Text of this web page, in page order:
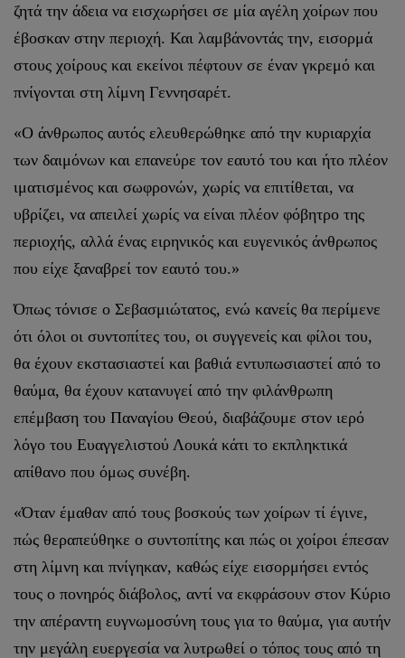
ζητά την άδεια να εισχωρήσει σε μία αγέλη χοίρων που
έβοσκαν στην περιοχή. Και λαμβάνοντάς την, εισορμά
στους χοίρους και εκείνοι πέφτουν σε έναν γκρεμό και
πνίγονται στη λίμνη Γεννησαρέτ.
«Ο άνθρωπος αυτός ελευθερώθηκε από την κυριαρχία
των δαιμόνων και επανεύρε τον εαυτό του και ήτο πλέον
ιματισμένος και σωφρονών, χωρίς να επιτίθεται, να
υβρίζει, να απειλεί χωρίς να είναι πλέον φόβητρο της
περιοχής, αλλά ένας ειρηνικός και ευγενικός άνθρωπος
που είχε ξαναβρεί τον εαυτό του.»
Όπως τόνισε ο Σεβασμιώτατος, ενώ κανείς θα περίμενε
ότι όλοι οι συντοπίτες του, οι συγγενείς και φίλοι του,
θα έχουν εκστασιαστεί και βαθιά εντυπωσιαστεί από το
θαύμα, θα έχουν κατανυγεί από την φιλάνθρωπη
επέμβαση του Παναγίου Θεού, διαβάζουμε στον ιερό
λόγο του Ευαγγελιστού Λουκά κάτι το εκπληκτικά
απίθανο που όμως συνέβη.
«Όταν έμαθαν από τους βοσκούς των χοίρων τί έγινε,
πώς θεραπεύθηκε ο συντοπίτης και πώς οι χοίροι έπεσαν
στη λίμνη και πνίγηκαν, καθώς είχε εισορμήσει εντός
τους ο πονηρός διάβολος, αντί να εκφράσουν στον Κύριο
την απέραντη ευγνωμοσύνη τους για το θαύμα, για αυτήν
την μεγάλη ευεργεσία να λυτρωθεί ο τόπος τους από τη